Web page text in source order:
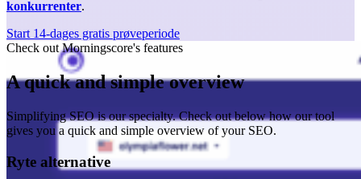
konkurrenter.
Start 14-dages gratis prøveperiode
Check out Morningscore's features
A quick and simple overview
Simplifying SEO is our specialty. Check out below how our tool
gives you a quick and simple overview of your SEO.
Ryte alternative